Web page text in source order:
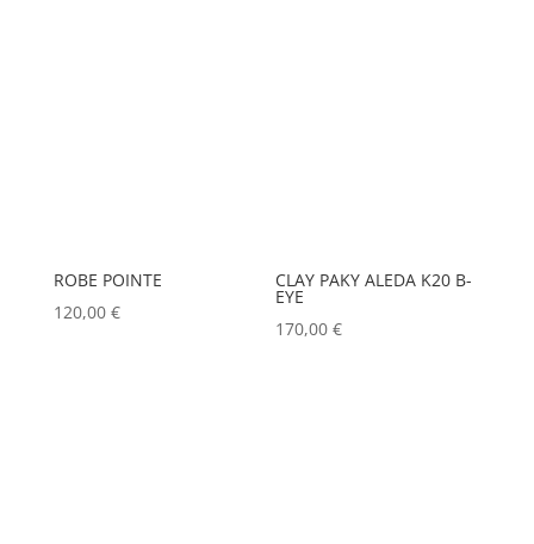
ROBE POINTE
120,00 €
CLAY PAKY ALEDA K20 B-
EYE
170,00€